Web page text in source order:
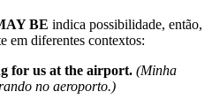
BE indica possibilidade, então,
em diferentes contextos:
for us at the airport. (Minha
no aeroporto.)